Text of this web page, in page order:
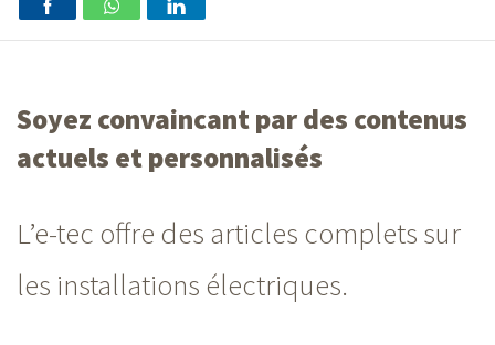
Soyez convaincant par des contenus
actuels et personnalisés
L’e-tec offre des articles complets sur
les installations électriques.